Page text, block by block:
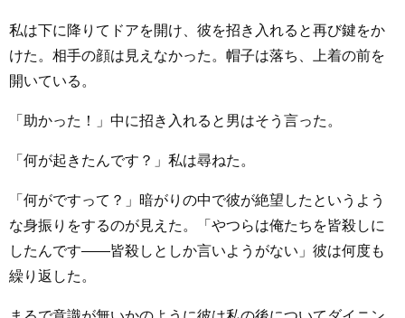
私は下に降りてドアを開け、彼を招き入れると再び鍵をか
けた。相手の顔は見えなかった。帽子は落ち、上着の前を
開いている。
「助かった！」中に招き入れると男はそう言った。
「何が起きたんです？」私は尋ねた。
「何がですって？」暗がりの中で彼が絶望したというよう
な身振りをするのが見えた。「やつらは俺たちを皆殺しに
したんです――皆殺しとしか言いようがない」彼は何度も
繰り返した。